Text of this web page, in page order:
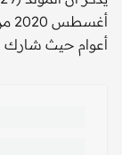
أعوام حيث شارك في 33 مباراة مع الفريق